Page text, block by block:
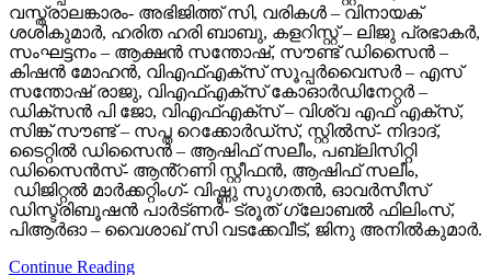
വസ്ത്രാലങ്കാരം- അഭിജിത്ത് സി, വരികൾ – വിനായക്
ശശികുമാർ, ഹരിത ഹരി ബാബു, കളറിസ്റ്റ് – ലിജു പ്രഭാകർ,
സംഘട്ടനം – ആക്ഷൻ സന്തോഷ്, സൗണ്ട് ഡിസൈൻ –
കിഷൻ മോഹൻ, വിഎഫ്എക്സ് സൂപ്പർവൈസർ – എസ്
സന്തോഷ് രാജു, വിഎഫ്എക്സ് കോഓർഡിനേറ്റർ –
ഡിക്സൻ പി ജോ, വിഎഫ്എക്സ് – വിശ്വ എഫ് എക്സ്,
സിങ്ക് സൗണ്ട് – സപ്ത റെക്കോർഡ്സ്, സ്റ്റിൽസ്- നിദാദ്,
ടൈറ്റിൽ ഡിസൈൻ – ആഷിഫ് സലീം, പബ്ലിസിറ്റി
ഡിസൈൻസ്- ആൻ്റണി സ്റ്റീഫൻ, ആഷിഫ് സലീം,
ഡിജിറ്റൽ മാർക്കറ്റിംഗ്- വിഷ്ണു സുഗതൻ, ഓവർസീസ്
ഡിസ്ട്രിബൂഷൻ പാർട്ണർ- ട്രൂത് ഗ്ലോബൽ ഫിലിംസ്,
പിആർഓ – വൈശാഖ് സി വടക്കേവീട്, ജിനു അനിൽകുമാർ.
Continue Reading